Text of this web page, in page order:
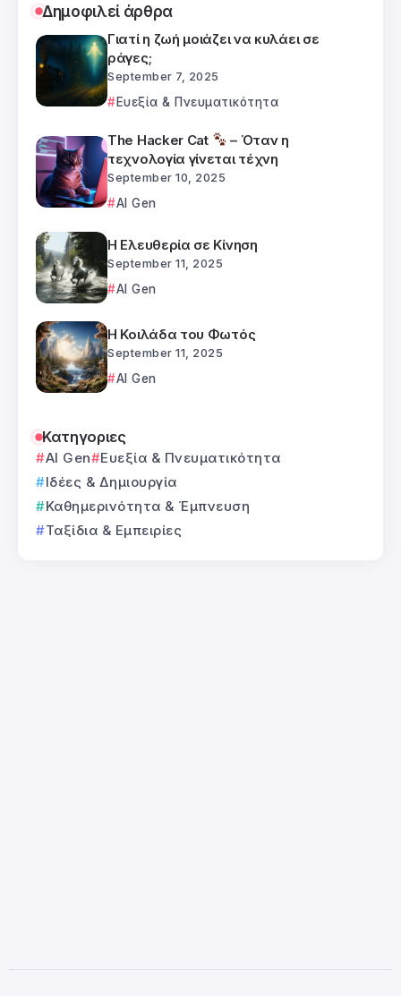
Δημοφιλεί άρθρα
Γιατί η ζωή μοιάζει να κυλάει σε
ράγες;
September 7, 2025
Ευεξία & Πνευματικότητα
The Hacker Cat
– Όταν η
τεχνολογία γίνεται τέχνη
September 10, 2025
AI Gen
Η Ελευθερία σε Κίνηση
September 11, 2025
AI Gen
Η Κοιλάδα του Φωτός
September 11, 2025
AI Gen
Κατηγοριες
AI Gen
Ευεξία & Πνευματικότητα
Ιδέες & Δημιουργία
Καθημερινότητα & Έμπνευση
Ταξίδια & Εμπειρίες